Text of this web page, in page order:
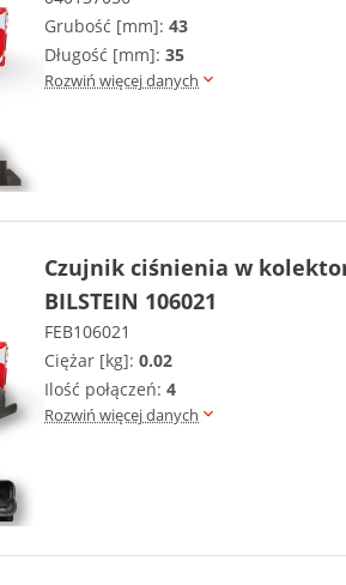
Grubość [mm]: 43
Długość [mm]: 35
Rozwiń więcej danych
Czujnik ciśnienia w
BILSTEIN 106021
FEB106021
Ciężar [kg]: 0.02
Ilość połączeń: 4
Rozwiń więcej danych